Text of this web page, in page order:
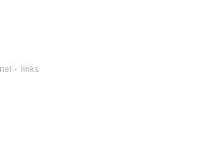
· links